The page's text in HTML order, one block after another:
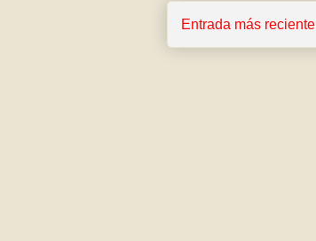
Entrada más reciente